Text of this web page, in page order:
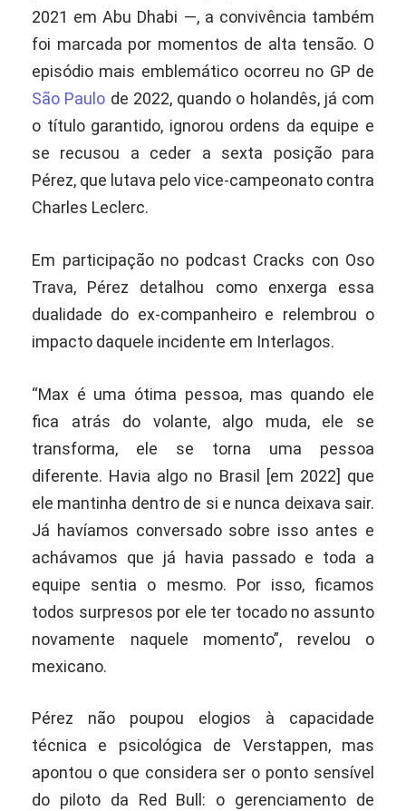
2021 em Abu Dhabi —, a convivência também
foi marcada por momentos de alta tensão. O
episódio mais emblemático ocorreu no GP de
São Paulo de 2022, quando o holandês, já com
o título garantido, ignorou ordens da equipe e
se recusou a ceder a sexta posição para
Pérez, que lutava pelo vice-campeonato contra
Charles Leclerc.
Em participação no podcast Cracks con Oso
Trava, Pérez detalhou como enxerga essa
dualidade do ex-companheiro e relembrou o
impacto daquele incidente em Interlagos.
“Max é uma ótima pessoa, mas quando ele
fica atrás do volante, algo muda, ele se
transforma, ele se torna uma pessoa
diferente. Havia algo no Brasil [em 2022] que
ele mantinha dentro de si e nunca deixava sair.
Já havíamos conversado sobre isso antes e
achávamos que já havia passado e toda a
equipe sentia o mesmo. Por isso, ficamos
todos surpresos por ele ter tocado no assunto
novamente naquele momento”, revelou o
mexicano.
Pérez não poupou elogios à capacidade
técnica e psicológica de Verstappen, mas
apontou o que considera ser o ponto sensível
do piloto da Red Bull: o gerenciamento de